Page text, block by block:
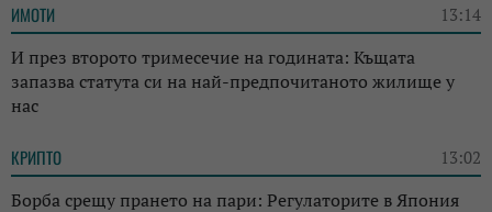
ИМОТИ 13:14
И през второто тримесечие на годината: Къщата
запазва статута си на най-предпочитаното жилище у
нас
КРИПТО 13:02
Борба срещу прането на пари: Регулаторите в Япония